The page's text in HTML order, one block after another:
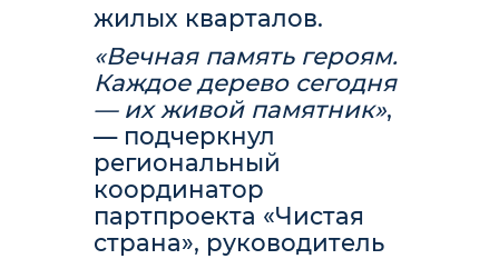
жилых кварталов.
«Вечная память героям.
Каждое дерево сегодня
— их живой памятник»,
— подчеркнул
региональный
координатор
партпроекта «Чистая
страна», руководитель